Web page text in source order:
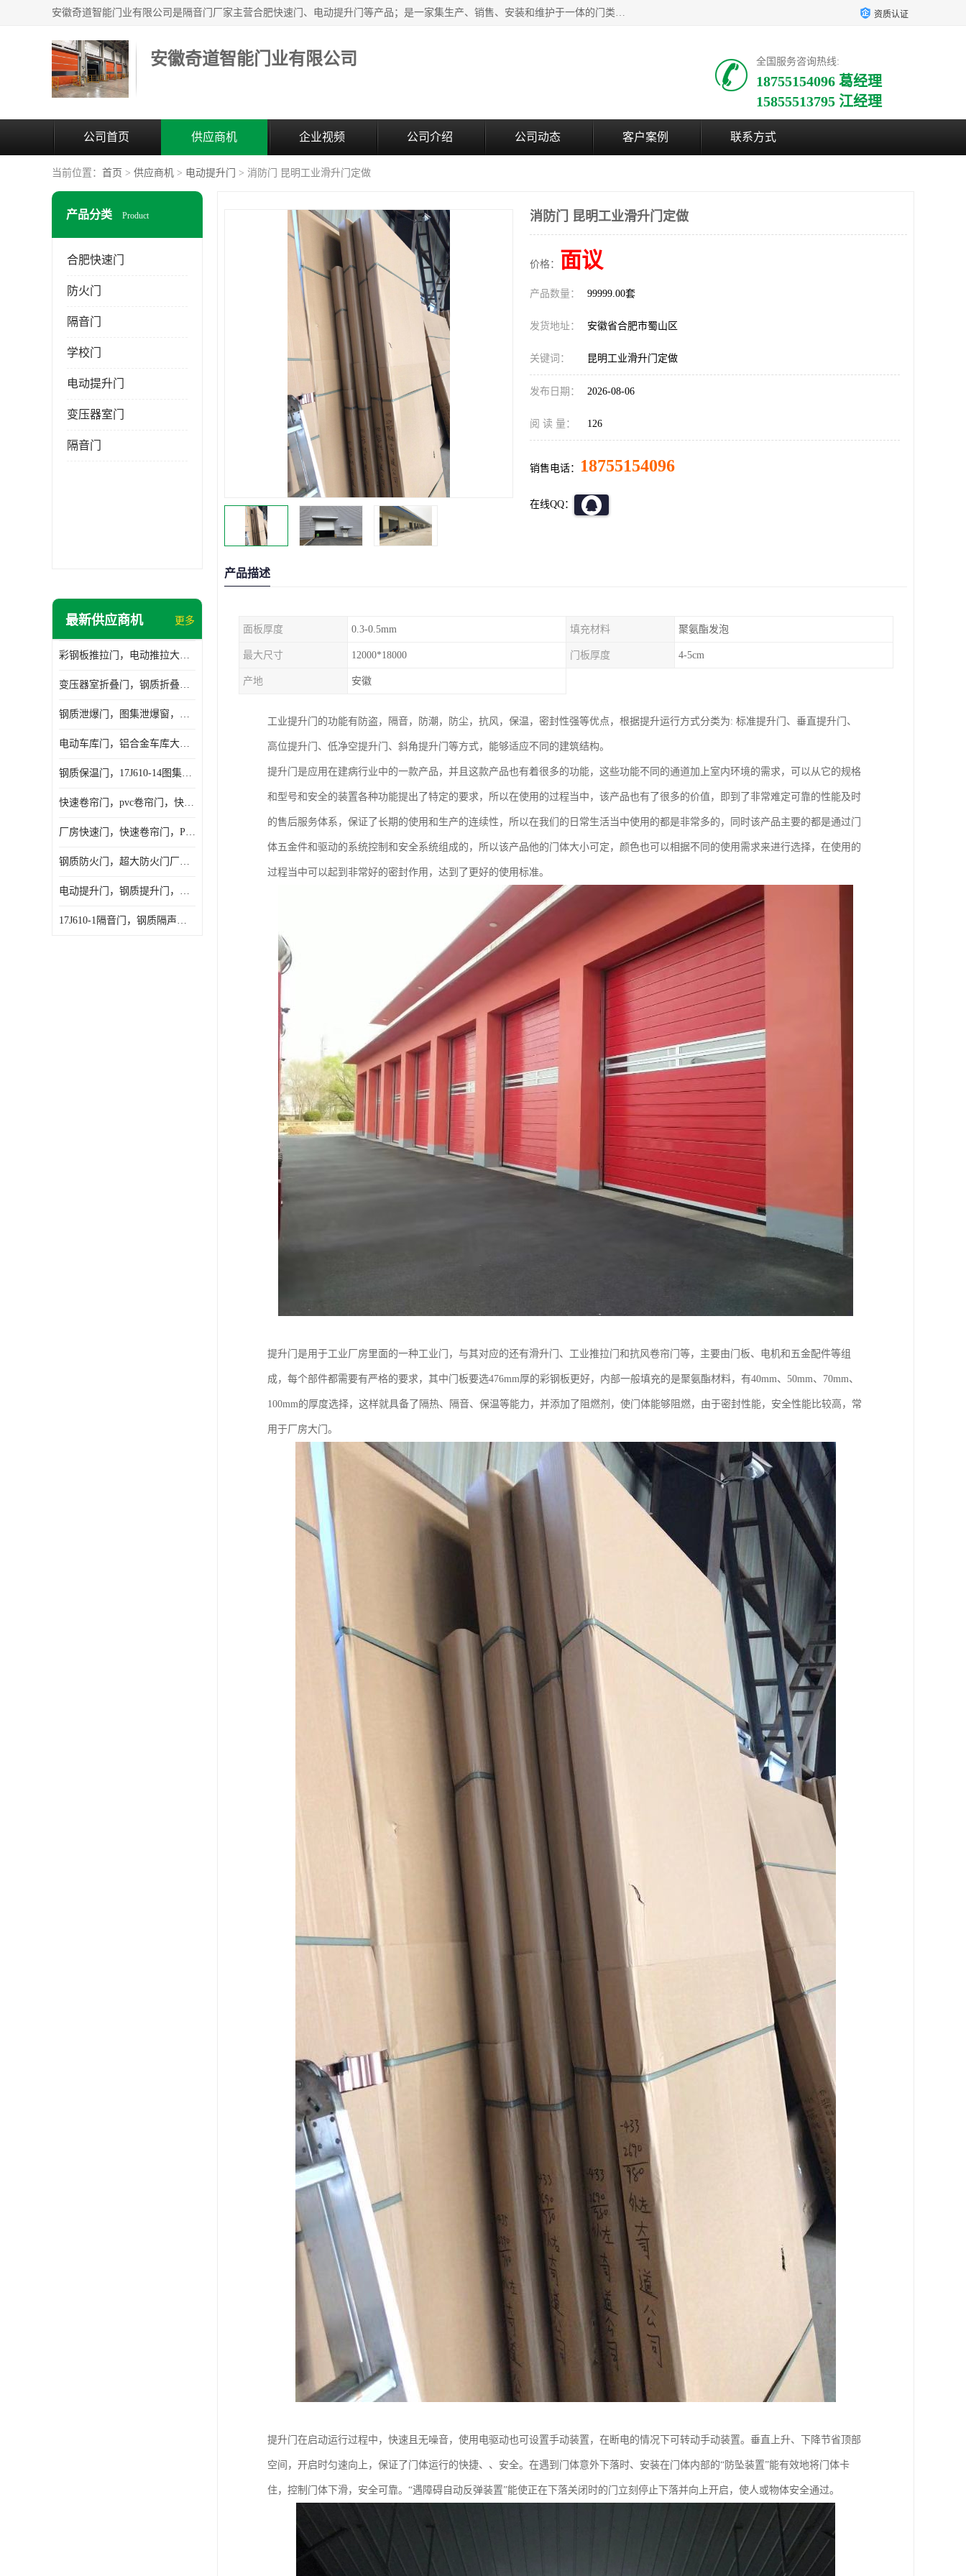
安徽奇道智能门业有限公司是隔音门厂家主营合肥快速门、电动提升门等产品；是一家集生产、销售、安装和维护于一体的门类产品供应商，公司拥有二十多名技术人员。产品种类丰富，各项性能均符合设计要求，可广泛应用于各行各业。的服务团队，24小时服务。 资质认证
安徽奇道智能门业有限公司 全国服务咨询热线:
18755154096 葛经理
15855513795 江经理
公司首页 供应商机 企业视频 公司介绍 公司动态 客户案例 联系方式
当前位置： 首页 > 供应商机 > 电动提升门 > 消防门 昆明工业滑升门定做
产品分类 Product
合肥快速门
防火门
隔音门
学校门
电动提升门
变压器室门
隔音门
最新供应商机 更多
彩钢板推拉门，电动推拉大门，夹芯板大门，安徽厂房推拉门
变压器室折叠门，钢质折叠门，电动折叠大门定做，安徽折叠门厂家
钢质泄爆门，图集泄爆窗，AB型泄爆窗，抗爆门定做
电动车库门，铝合金车库大门，保温车库门厂家，安徽车库门定做
钢质保温门，17J610-14图集保温门，平开钢质保温门
快速卷帘门，pvc卷帘门，快速门厂家，合肥快卷门
厂房快速门，快速卷帘门，PVC快速门
钢质防火门，超大防火门厂家，安徽防火门厂家
电动提升门，钢质提升门，工业滑升门，安徽滑升门厂家
17J610-1隔音门，钢质隔声大门，机房隔音门
消防门 昆明工业滑升门定做
价格： 面议
产品数量： 99999.00套
发货地址： 安徽省合肥市蜀山区
关键词： 昆明工业滑升门定做
发布日期： 2026-08-06
阅 读 量： 126
销售电话： 18755154096
在线QQ：
产品描述
面板厚度 0.3-0.5mm 填充材料 聚氨酯发泡
最大尺寸 12000*18000 门板厚度 4-5cm
产地 安徽
工业提升门的功能有防盗，隔音，防潮，防尘，抗风，保温，密封性强等优点，根据提升运行方式分类为: 标准提升门、垂直提升门、
高位提升门、低净空提升门、斜角提升门等方式，能够适应不同的建筑结构。
提升门是应用在建病行业中的一款产品，并且这款产品也有着很多的功能，这些功能不同的通道加上室内环境的需求，可以从它的规格
和型号和安全的装置各种功能提出了特定的要求，所以在使用的过程当中，该产品也有了很多的价值，即到了非常难定可靠的性能及时
的售后服务体系，保证了长期的使用和生产的连续性，所以在我们的日常生活当中使用的都是非常多的，同时该产品主要的都是通过门
体五金件和驱动的系统控制和安全系统组成的，所以该产品他的门体大小可定，颜色也可以相据不同的使用需求来进行选择，在使用的
过程当中可以起到非常好的密封作用，达到了更好的使用标准。
提升门是用于工业厂房里面的一种工业门，与其对应的还有滑升门、工业推拉门和抗风卷帘门等，主要由门板、电机和五金配件等组
成，每个部件都需要有严格的要求，其中门板要选476mm厚的彩钢板更好，内部一般填充的是聚氨酯材料，有40mm、50mm、70mm、
100mm的厚度选择，这样就具备了隔热、隔音、保温等能力，并添加了阻燃剂，使门体能够阻燃，由于密封性能，安全性能比较高，常
用于厂房大门。
提升门在启动运行过程中，快速且无噪音，使用电驱动也可设置手动装置，在断电的情况下可转动手动装置。垂直上升、下降节省顶部
空间，开启时匀速向上，保证了门体运行的快捷、、安全。在遇到门体意外下落时、安装在门体内部的“防坠装置”能有效地将门体卡
住，控制门体下滑，安全可靠。“遇障碍自动反弹装置”能使正在下落关闭时的门立刻停止下落并向上开启，使人或物体安全通过。